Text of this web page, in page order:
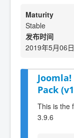
Maturity
Stable
发布时间
2019年5月06
Pack
This is the
3.9.6